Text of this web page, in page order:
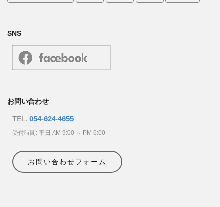
SNS
お問い合わせ
TEL: 054-624-4655
受付時間: 平日 AM 9:00 ～ PM 6:00
お問い合わせフォーム